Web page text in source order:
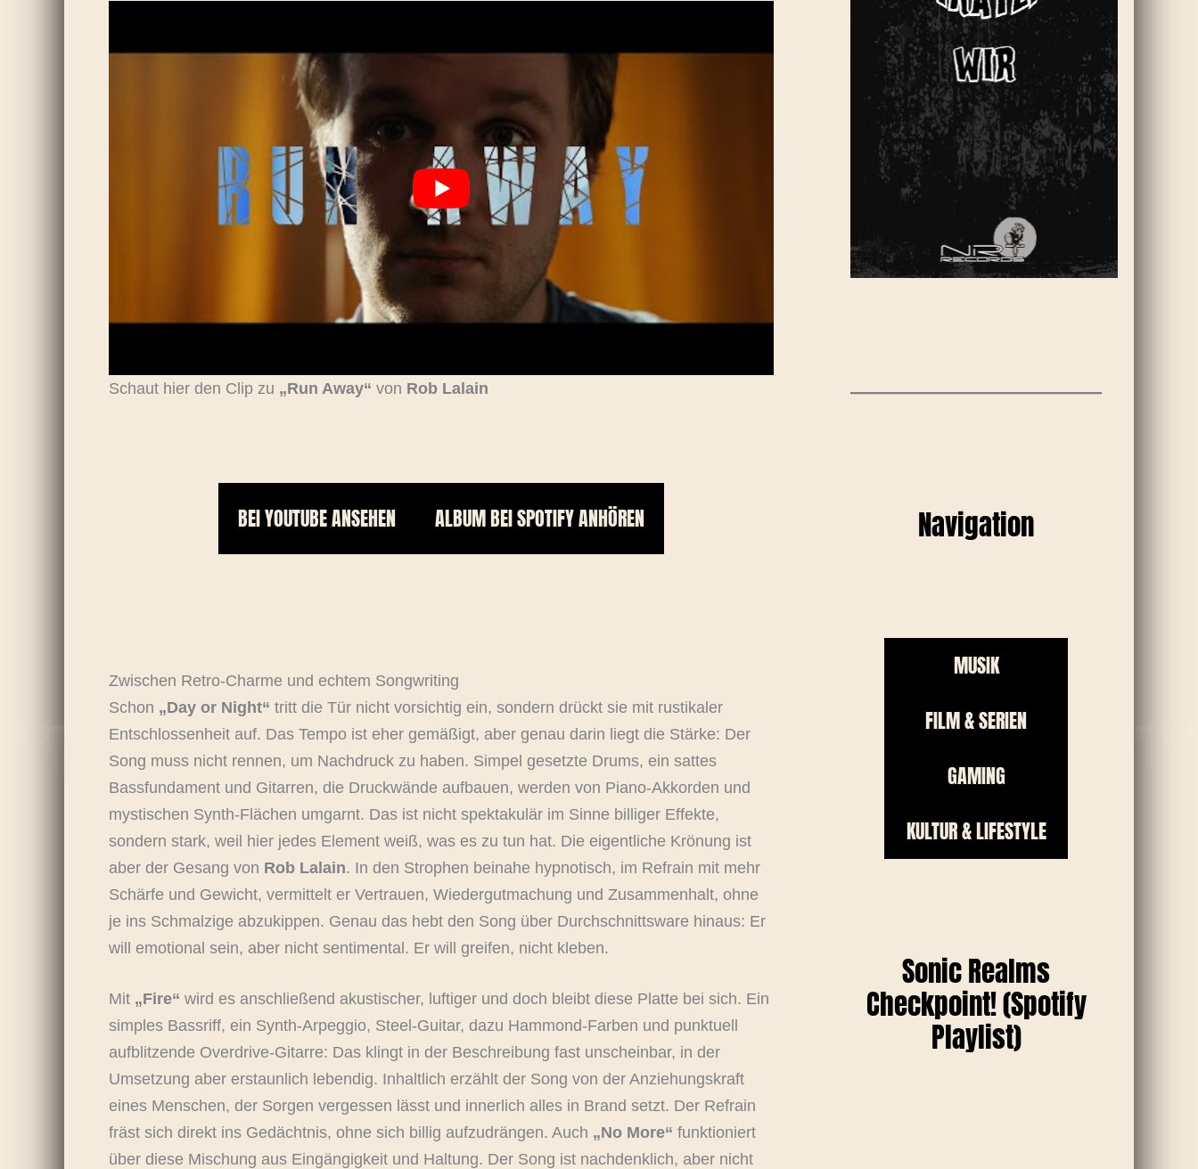
Schaut hier den Clip zu „Run Away“ von Rob Lalain
BEI YOUTUBE ANSEHEN ALBUM BEI SPOTIFY ANHÖREN
Zwischen Retro-Charme und echtem Songwriting
Schon „Day or Night“ tritt die Tür nicht vorsichtig ein, sondern drückt sie mit rustikaler
Entschlossenheit auf. Das Tempo ist eher gemäßigt, aber genau darin liegt die Stärke: Der
Song muss nicht rennen, um Nachdruck zu haben. Simpel gesetzte Drums, ein sattes
Bassfundament und Gitarren, die Druckwände aufbauen, werden von Piano-Akkorden und
mystischen Synth-Flächen umgarnt. Das ist nicht spektakulär im Sinne billiger Effekte,
sondern stark, weil hier jedes Element weiß, was es zu tun hat. Die eigentliche Krönung ist
aber der Gesang von Rob Lalain. In den Strophen beinahe hypnotisch, im Refrain mit mehr
Schärfe und Gewicht, vermittelt er Vertrauen, Wiedergutmachung und Zusammenhalt, ohne
je ins Schmalzige abzukippen. Genau das hebt den Song über Durchschnittsware hinaus: Er
will emotional sein, aber nicht sentimental. Er will greifen, nicht kleben.
Mit „Fire“ wird es anschließend akustischer, luftiger und doch bleibt diese Platte bei sich. Ein
simples Bassriff, ein Synth-Arpeggio, Steel-Guitar, dazu Hammond-Farben und punktuell
aufblitzende Overdrive-Gitarre: Das klingt in der Beschreibung fast unscheinbar, in der
Umsetzung aber erstaunlich lebendig. Inhaltlich erzählt der Song von der Anziehungskraft
eines Menschen, der Sorgen vergessen lässt und innerlich alles in Brand setzt. Der Refrain
fräst sich direkt ins Gedächtnis, ohne sich billig aufzudrängen. Auch „No More“ funktioniert
über diese Mischung aus Eingängigkeit und Haltung. Der Song ist nachdenklich, aber nicht
Navigation
MUSIK
FILM & SERIEN
GAMING
KULTUR & LIFESTYLE
Sonic Realms
Checkpoint! (Spotify
Playlist)